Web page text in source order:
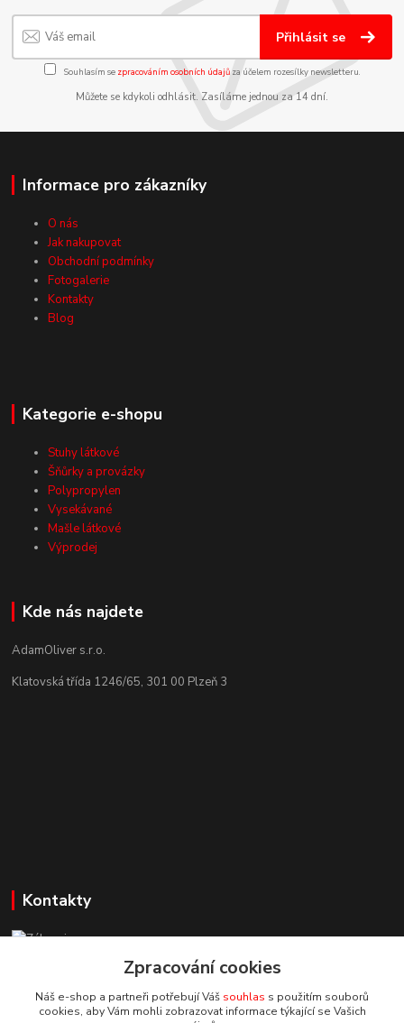
Přihlásit se
Souhlasím se zpracováním osobních údajůza účelem rozesílky newsletteru.
Můžete se kdykoli odhlásit. Zasíláme jednou za 14 dní.
Informace pro zákazníky
O nás
Jak nakupovat
Obchodní podmínky
Fotogalerie
Kontakty
Blog
Kategorie e-shopu
Stuhy látkové
Šňůrky a provázky
Polypropylen
Vysekávané
Mašle látkové
Výprodej
Kde nás najdete
AdamOliver s.r.o.
Klatovská třída 1246/65, 301 00 Plzeň 3
Kontakty
Zákaznická podpora StuhyLevně.cz
+420 725 618 353
(Po-Pá, 8-16 hod.)
adamoliver@seznam.cz
Zpracování cookies
Náš e-shop a partneři potřebují Váš souhlas s použitím souborů
cookies, aby Vám mohli zobrazovat informace týkající se Vašich